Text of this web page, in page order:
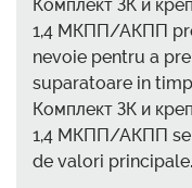
Комплект ЗК и
1,4 МКПП/АКПП
nevoie pentru a
suparatoare in
Комплект ЗК и
1,4 МКПП/АКПП se
de valori principale.